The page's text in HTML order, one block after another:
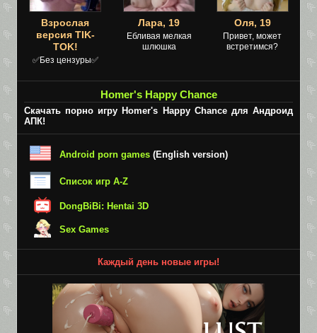
Взрослая
версия TIK-
TOK!
✅Без цензуры✅
Лара, 19
Ебливая мелкая
шлюшка
Оля, 19
Привет, может
встретимся?
Homer's Happy Chance
Скачать порно игру Homer's Happy Chance для Андроид
АПК!
Android porn games (English version)
Список игр A-Z
DongBiBi: Hentai 3D
Sex Games
Каждый день новые игры!